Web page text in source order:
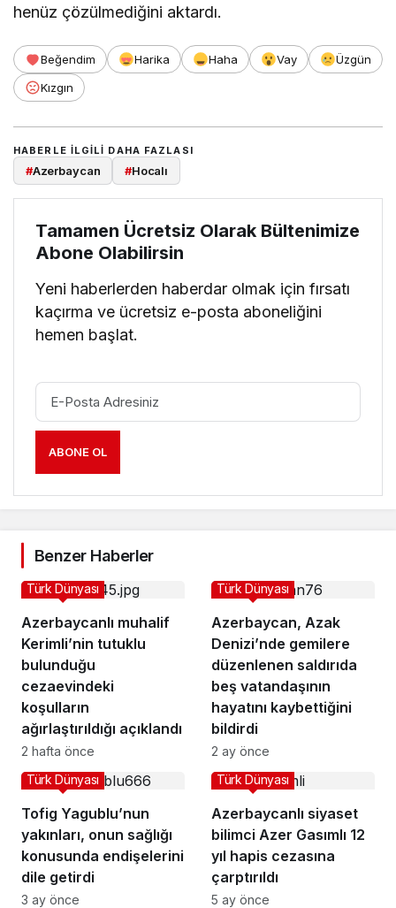
henüz çözülmediğini aktardı.
Beğendim Harika Haha Vay
Üzgün
Kızgın
HABERLE ILGILI DAHA FAZLASI
#Azerbaycan #Hocalı
Tamamen Ücretsiz Olarak Bültenimize
Abone Olabilirsin
Yeni haberlerden haberdar olmak için fırsatı
kaçırma ve ücretsiz e-posta aboneliğini
hemen başlat.
ABONE OL
Benzer Haberler
Azerbaycanlı muhalif
Kerimli’nin tutuklu
bulunduğu
cezaevindeki
koşulların
ağırlaştırıldığı açıklandı
Türk Dünyası
2 hafta önce
Azerbaycan, Azak
Denizi’nde gemilere
düzenlenen saldırıda
beş vatandaşının
hayatını kaybettiğini
bildirdi
Türk Dünyası
2 ay önce
Tofig Yagublu’nun
yakınları, onun sağlığı
konusunda endişelerini
dile getirdi
Türk Dünyası
3 ay önce
Azerbaycanlı siyaset
bilimci Azer Gasımlı 12
yıl hapis cezasına
çarptırıldı
Türk Dünyası
5 ay önce